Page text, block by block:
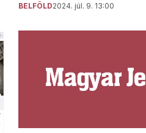
BELFÖLD2024. júl. 9. 13:00